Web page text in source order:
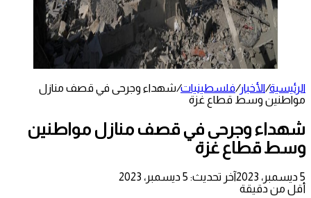
الرئيسية/الأخبار/فلسطينيات/شهداء وجرحى في قصف منازل
مواطنين وسط قطاع غزة
شهداء وجرحى في قصف منازل مواطنين
وسط قطاع غزة
5 ديسمبر، 2023
آخر تحديث: 5 ديسمبر، 2023
أقل من دقيقة